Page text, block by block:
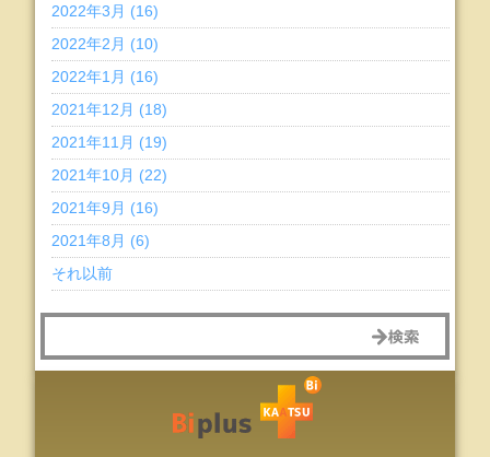
2022年3月 (16)
2022年2月 (10)
2022年1月 (16)
2021年12月 (18)
2021年11月 (19)
2021年10月 (22)
2021年9月 (16)
2021年8月 (6)
それ以前